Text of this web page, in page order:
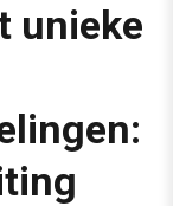
unieke